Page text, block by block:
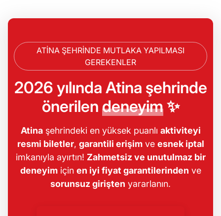
ATINA ŞEHRINDE MUTLAKA YAPILMASI
GEREKENLER
2026 yılında Atina şehrinde
önerilen deneyim✨
Atinaşehrindeki en yüksek puanlı aktiviteyi
resmi biletler, garantili erişimve esnek iptal
imkanıyla ayırtın! Zahmetsiz ve unutulmaz bir
deneyimiçin en iyi fiyat garantilerinden ve
sorunsuz girişten yararlanın.